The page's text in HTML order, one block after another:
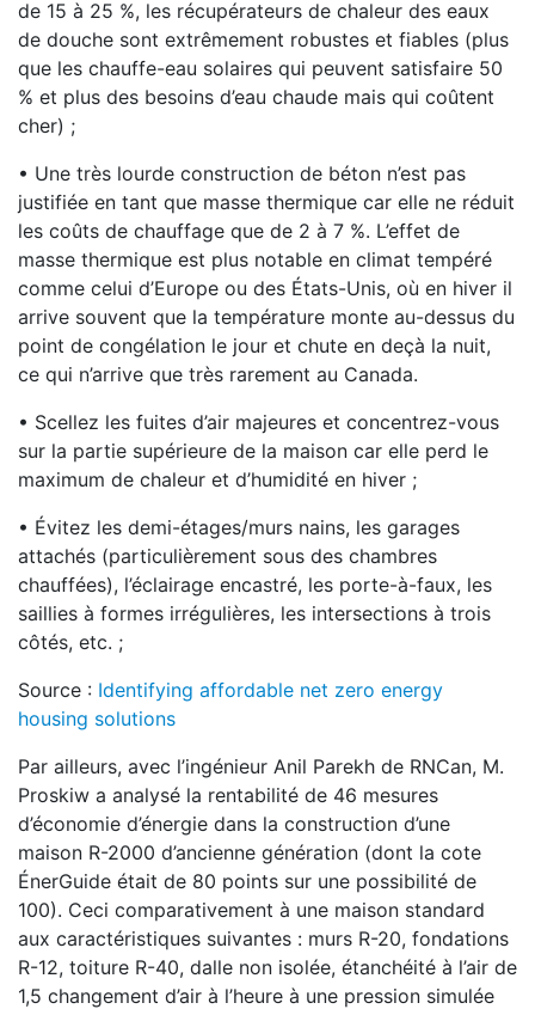
de 15 à 25 %, les récupérateurs de chaleur des eaux
de douche sont extrêmement robustes et fiables (plus
que les chauffe-eau solaires qui peuvent satisfaire 50
% et plus des besoins d’eau chaude mais qui coûtent
cher) ;
• Une très lourde construction de béton n’est pas
justifiée en tant que masse thermique car elle ne réduit
les coûts de chauffage que de 2 à 7 %. L’effet de
masse thermique est plus notable en climat tempéré
comme celui d’Europe ou des États-Unis, où en hiver il
arrive souvent que la température monte au-dessus du
point de congélation le jour et chute en deçà la nuit,
ce qui n’arrive que très rarement au Canada.
• Scellez les fuites d’air majeures et concentrez-vous
sur la partie supérieure de la maison car elle perd le
maximum de chaleur et d’humidité en hiver ;
• Évitez les demi-étages/murs nains, les garages
attachés (particulièrement sous des chambres
chauffées), l’éclairage encastré, les porte-à-faux, les
saillies à formes irrégulières, les intersections à trois
côtés, etc. ;
Source : Identifying affordable net zero energy
housing solutions
Par ailleurs, avec l’ingénieur Anil Parekh de RNCan, M.
Proskiw a analysé la rentabilité de 46 mesures
d’économie d’énergie dans la construction d’une
maison R-2000 d’ancienne génération (dont la cote
ÉnerGuide était de 80 points sur une possibilité de
100). Ceci comparativement à une maison standard
aux caractéristiques suivantes : murs R-20, fondations
R-12, toiture R-40, dalle non isolée, étanchéité à l’air de
1,5 changement d’air à l’heure à une pression simulée